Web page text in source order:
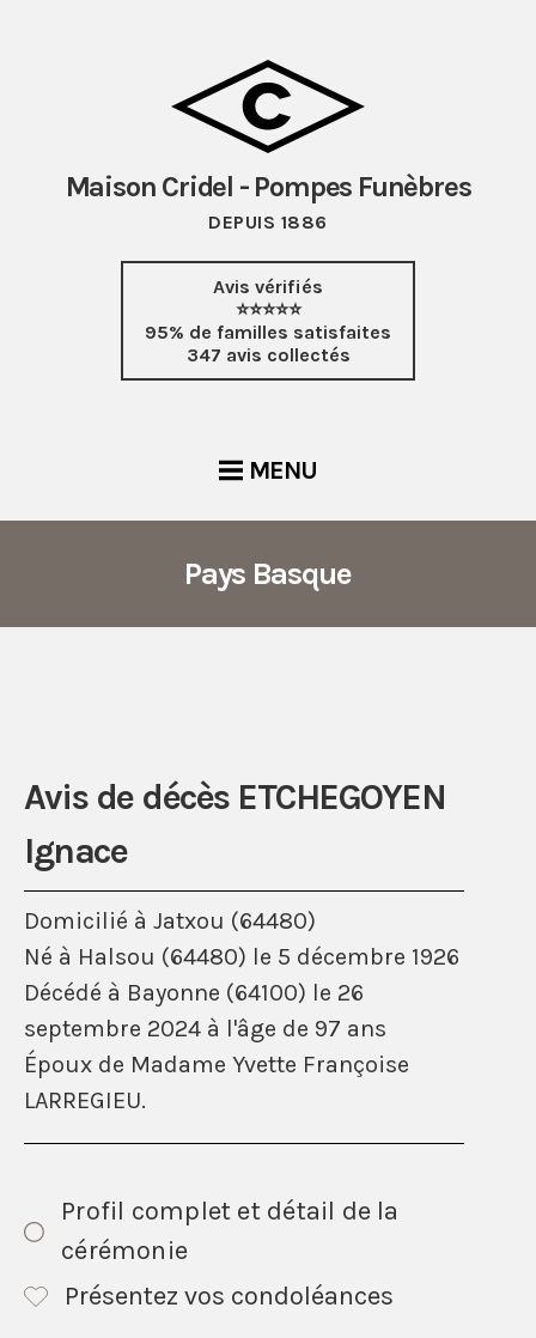
Maison Cridel - Pompes Funèbres
DEPUIS 1886
Avis vérifiés
⭐⭐⭐⭐⭐
95% de familles satisfaites
347 avis collectés
MENU
Pays Basque
Avis de décès ETCHEGOYEN
Ignace
Domicilié à Jatxou (64480)
Né à Halsou (64480) le 5 décembre 1926
Décédé à Bayonne (64100) le 26
septembre 2024 à l'âge de 97 ans
Époux de Madame Yvette Françoise
LARREGIEU.
Profil complet et détail de la
cérémonie
Présentez vos condoléances